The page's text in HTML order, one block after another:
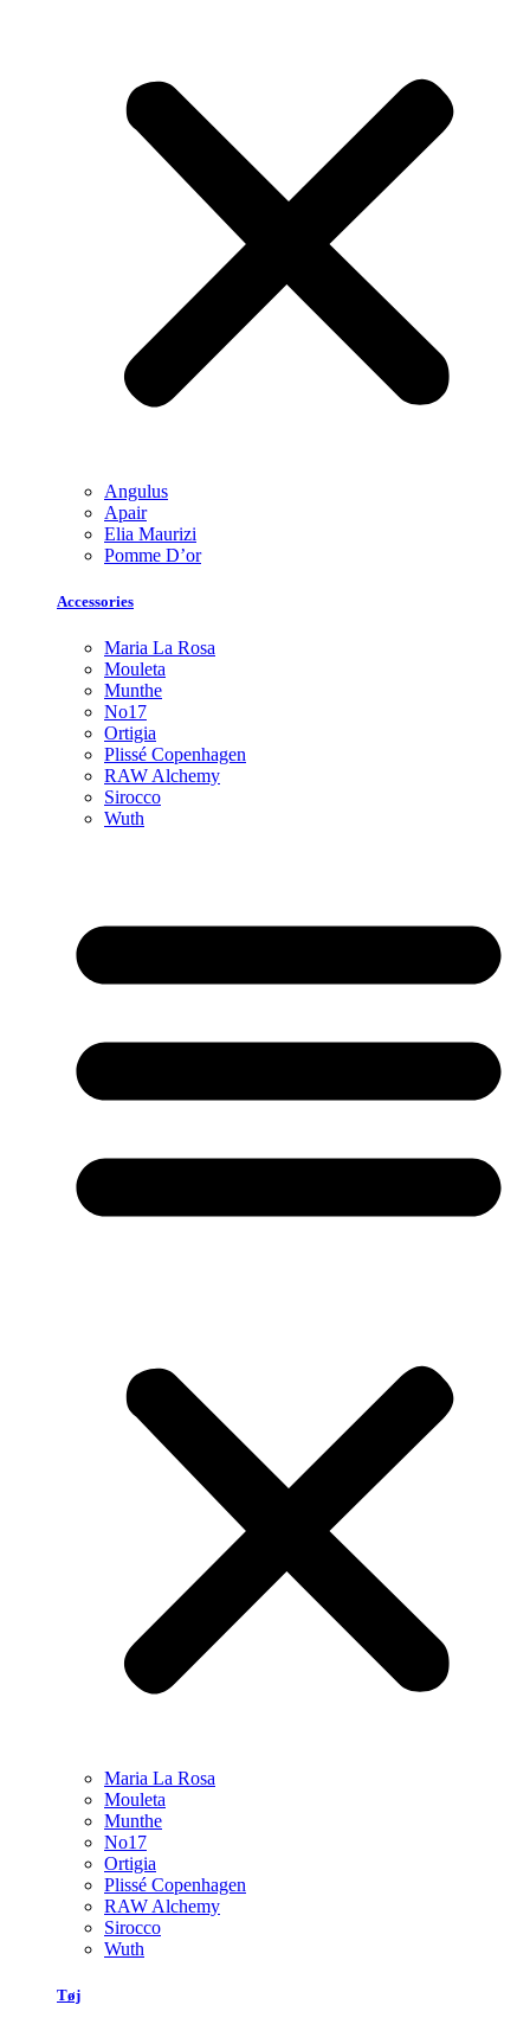
Angulus
Apair
Elia Maurizi
Pomme D’or
Accessories
Maria La Rosa
Mouleta
Munthe
No17
Ortigia
Plissé Copenhagen
RAW Alchemy
Sirocco
Wuth
Maria La Rosa
Mouleta
Munthe
No17
Ortigia
Plissé Copenhagen
RAW Alchemy
Sirocco
Wuth
Tøj